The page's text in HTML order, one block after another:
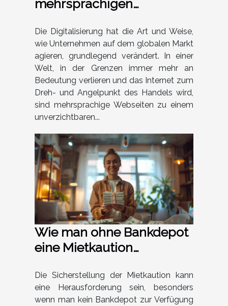
mehrsprachigen
Marktexpansion
Die Digitalisierung hat die Art und Weise,
wie Unternehmen auf dem globalen Markt
agieren, grundlegend verändert. In einer
Welt, in der Grenzen immer mehr an
Bedeutung verlieren und das Internet zum
Dreh- und Angelpunkt des Handels wird,
sind mehrsprachige Webseiten zu einem
unverzichtbaren...
Wie man ohne Bankdepot
eine Mietkaution
Die Sicherstellung der Mietkaution kann
eine Herausforderung sein, besonders
wenn man kein Bankdepot zur Verfügung